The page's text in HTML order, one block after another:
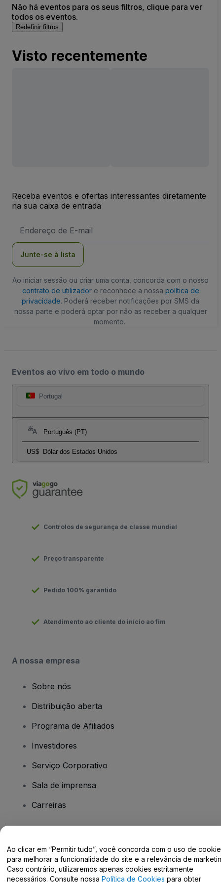
Não há eventos para os seus filtros, clique para ver
todos os eventos.
Redefinir filtros
Visto recentemente
Receba eventos e ofertas interessantes diretamente
na sua caixa de entrada
de
Junte-se à lista
Ao iniciar sessão ou criar uma conta, concorda com o nosso
contrato de utilizadore reconhece a nossa política de
privacidade. Poderá receber notificações por SMS da
nossa parte e poderá optar por não as receber a qualquer
momento.
Eventos ao vivo em todo o mundo
Portugal
Português (PT)
US$ Dólar dos Estados Unidos
Controlos de segurança de classe mundial
Preço transparente
Pedido 100% garantido
Atendimento ao cliente do início ao fim
A nossa empresa
Sobre nós
Distribuição aberta
Programa de Afiliados
Investidores
Serviço Corporativo
Sala de imprensa
Carreiras
Centro de Ajuda / Fale Conosco
Ao clicar em “Permitir tudo”, você concorda com o uso de
para melhorar a funcionalidade do site e a relevância de
Caso contrário, utilizaremos apenas cookies estritamente
necessários. Consulte nossa Política de Cookies para obter